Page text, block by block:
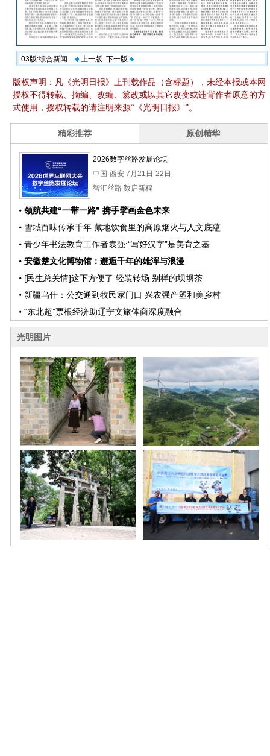
03版:综合新闻 上一版 下一版
版权声明：凡《光明日报》上刊载作品（含标题），未经本报或本网
授权不得转载、摘编、改编、篡改或以其它改变或违背作者原意的方
式使用，授权转载的请注明来源“《光明日报》”。